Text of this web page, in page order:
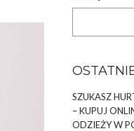
SZUKASZ
– KUPUJ
ODZIEŻY W